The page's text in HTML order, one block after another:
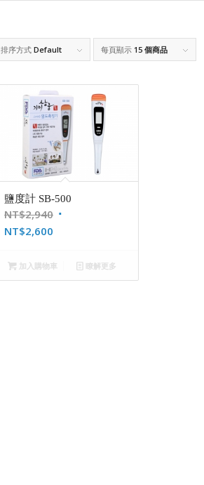
排序方式 Default 每頁顯示 15 個商品
鹽度計 SB-500
NT$2,940
NT$2,600
加入購物車 瞭解更多